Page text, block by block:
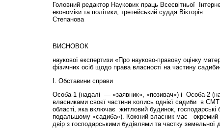
Головний редактор Наукових праць Всесвітньої
економіки та політики, третейський суддя Вікторія
Степанова
ВИСНОВОК
наукової експертизи «Про науково-правову оцінку
фізичних осіб щодо права власності на частину
І. Обставини справи
Особа-1 (надалі — «заявник», «позивач«) і Особа-2
власниками своєї частини колись однієї садиби в
області, яка включає житловий будинок, господарські
подальшому «садиба«). Кожний власник має окремий
двір з господарськими будівлями та частку земельної